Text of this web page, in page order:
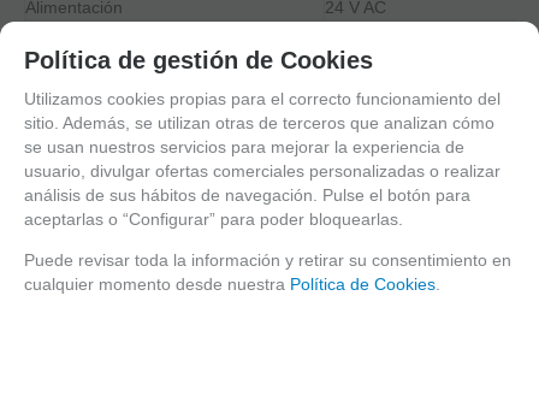
Alimentación
24 V AC
Dimensiones
292 x 215 mm
ENLACES RELACIONADOS
MARCA
FAMILIAS RELACIONADAS
Política de gestión de Cookies
Utilizamos cookies propias para el correcto funcionamiento del
sitio. Además, se utilizan otras de terceros que analizan cómo
se usan nuestros servicios para mejorar la experiencia de
usuario, divulgar ofertas comerciales personalizadas o realizar
análisis de sus hábitos de navegación. Pulse el botón para
aceptarlas o “Configurar” para poder bloquearlas.
Puede revisar toda la información y retirar su consentimiento en
cualquier momento desde nuestra Política de Cookies